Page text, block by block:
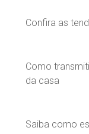
Confira as
Como
da casa
Saiba como